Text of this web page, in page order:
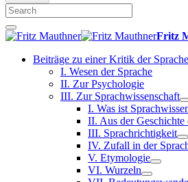
Fritz
Beiträge zu einer Kritik der Sprache
I. Wesen der Sprache
II. Zur Psychologie
III. Zur Sprachwissenschaft
I. Was ist
II. Aus der Geschichte
III. Sprachrichtigkeit
IV. Zufall in der
V. Etymologie
VI. Wurzeln